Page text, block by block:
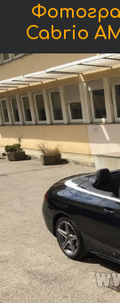
Cabrio